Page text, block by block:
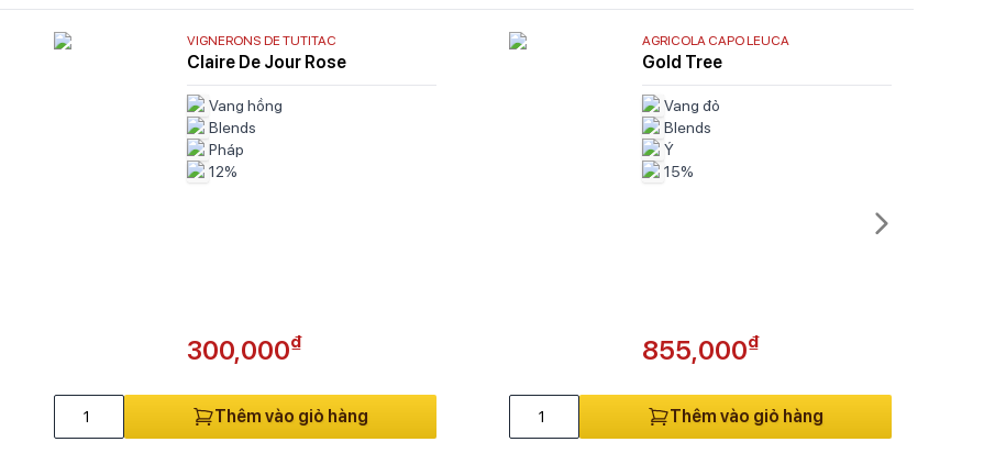
VIGNERONS DE TUTITAC
Claire De Jour Rose
Vang hồng
Blends
Pháp
12%
300,000₫
Thêm vào giỏ hàng
AGRICOLA CAPO LEUCA
Gold Tree
Vang đỏ
Blends
Ý
15%
855,000₫
Thêm vào giỏ hàng